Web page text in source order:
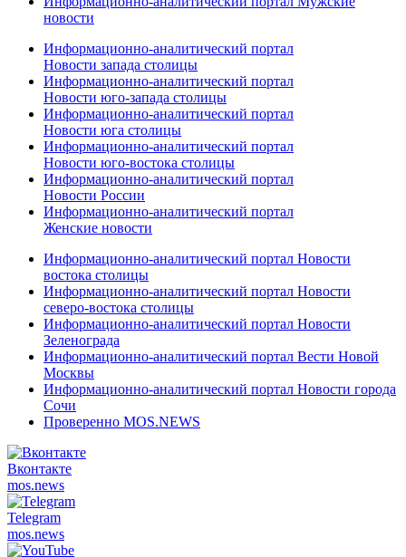
новости
Информационно-аналитический портал
Новости запада столицы
Информационно-аналитический портал
Новости юго-запада столицы
Информационно-аналитический портал
Новости юга столицы
Информационно-аналитический портал
Новости юго-востока столицы
Информационно-аналитический портал
Новости России
Информационно-аналитический портал
Женские новости
Информационно-аналитический портал Новости
востока столицы
Информационно-аналитический портал Новости
северо-востока столицы
Информационно-аналитический портал Новости
Зеленограда
Информационно-аналитический портал Вести Новой
Москвы
Информационно-аналитический портал Новости города
Сочи
Проверенно MOS.NEWS
Вконтакте
mos.news
Telegram
mos.news